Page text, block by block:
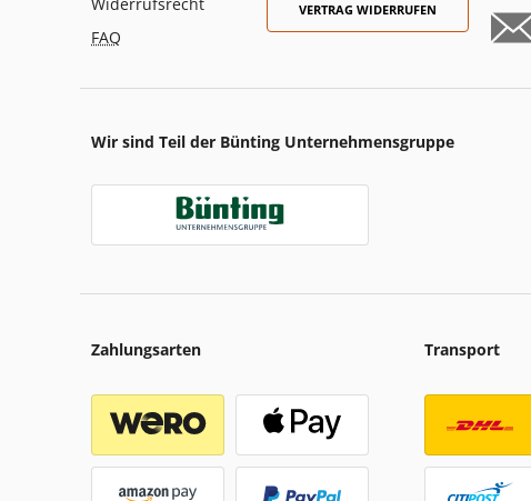
FAQ
VERTRAG WIDERRUFEN
Wir sind Teil der Bünting Unternehmensgruppe
Zahlungsarten Transport